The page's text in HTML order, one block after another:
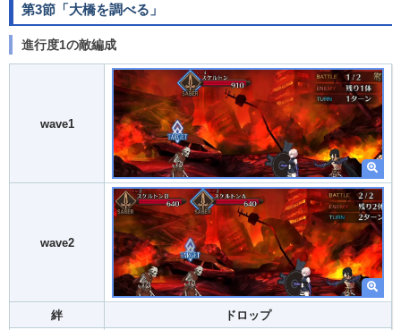
第3節「大橋を調べる」
進行度1の敵編成
wave1
wave2
絆 ドロップ